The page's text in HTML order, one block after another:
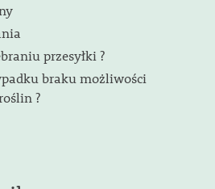
przesyłki ?
braku możliwości
?